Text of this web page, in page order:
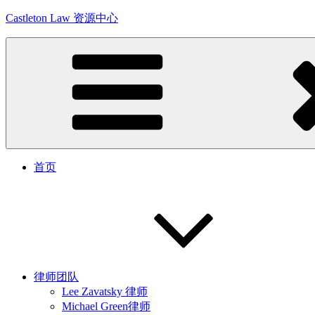
Skip
content
Castleton Law 资源中心
首页
律师团队
Lee Zavatsky 律师
Michael Green律师